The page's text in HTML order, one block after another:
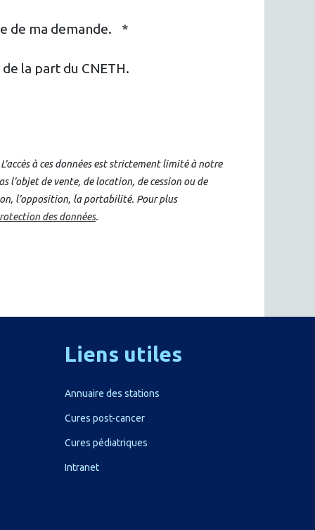
de ma demande. *
la part du CNETH.
à ces données est strictement limité à notre
de vente, de location, de cession ou de
l’opposition, la portabilité. Pour plus
des données.
Liens utiles
Annuaire des stations
Cures post-cancer
Cures pédiatriques
Intranet